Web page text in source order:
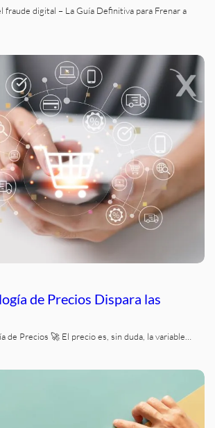
fraude digital – La Guía Definitiva para Frenar a
de Precios Dispara las
de Precios 🚀 El precio es, sin duda, la variable…